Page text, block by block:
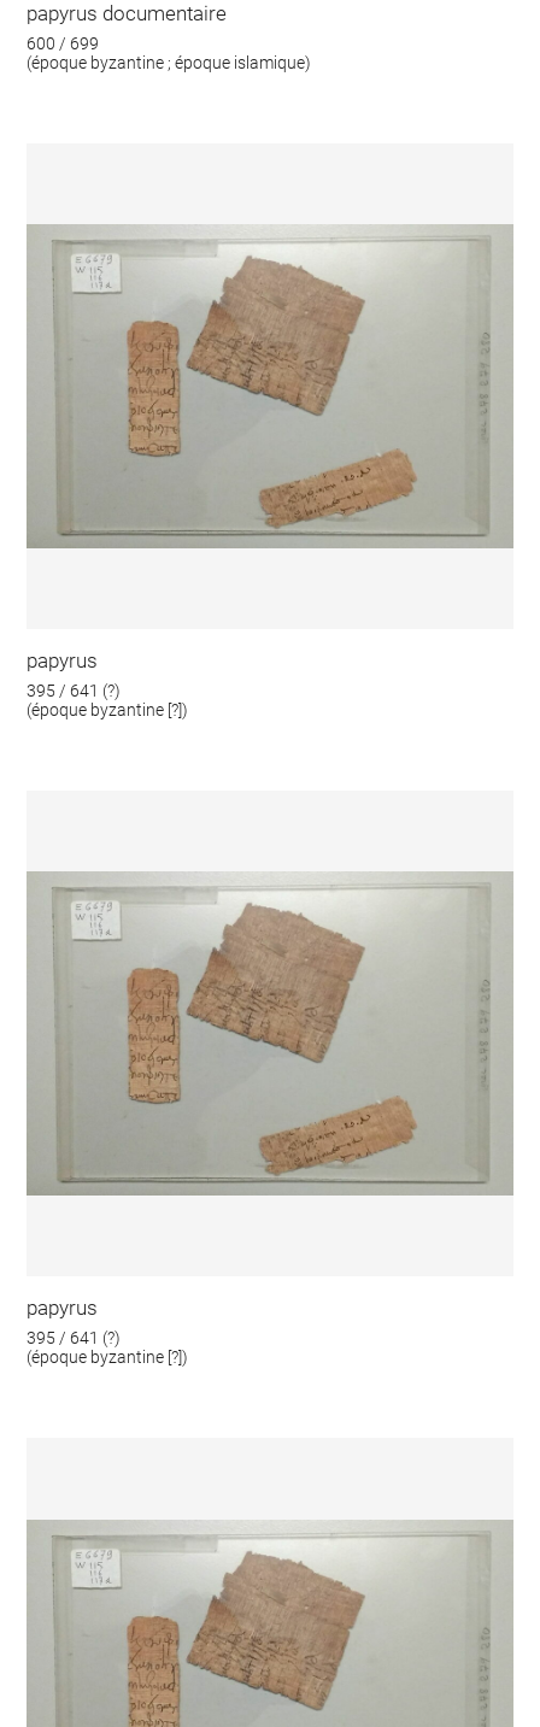
papyrus documentaire
600 / 699
(époque byzantine ; époque islamique)
papyrus
395 / 641 (?)
(époque byzantine [?])
papyrus
395 / 641 (?)
(époque byzantine [?])